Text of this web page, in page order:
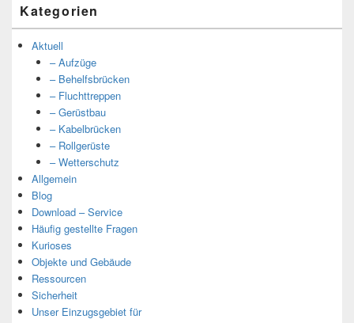
Kategorien
Aktuell
– Aufzüge
– Behelfsbrücken
– Fluchttreppen
– Gerüstbau
– Kabelbrücken
– Rollgerüste
– Wetterschutz
Allgemein
Blog
Download – Service
Häufig gestellte Fragen
Kurioses
Objekte und Gebäude
Ressourcen
Sicherheit
Unser Einzugsgebiet für